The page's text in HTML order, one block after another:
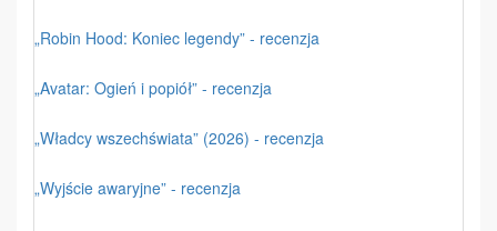
„Robin Hood: Koniec legendy” - recenzja
„Avatar: Ogień i popiół” - recenzja
„Władcy wszechświata” (2026) - recenzja
„Wyjście awaryjne” - recenzja